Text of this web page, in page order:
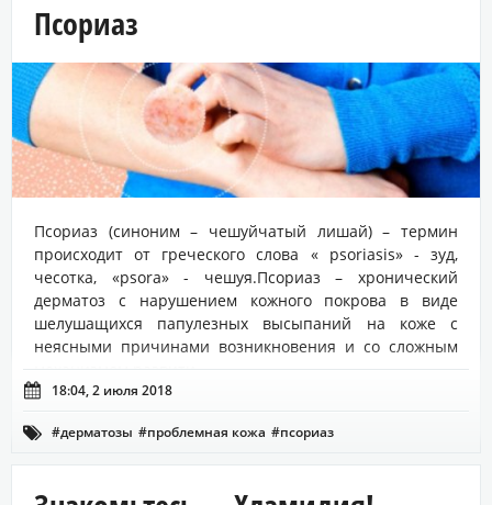
Псориаз
Псориаз (синоним – чешуйчатый лишай) – термин
происходит от греческого слова « psoriasis» - зуд,
чесотка, «psora» - чешуя.Псориаз – хронический
дерматоз с нарушением кожного покрова в виде
шелушащихся папулезных высыпаний на коже с
неясными причинами возникновения и со сложным
механизмом развити...
 18:04, 2 июля 2018
 #дерматозы #проблемная кожа #псориаз